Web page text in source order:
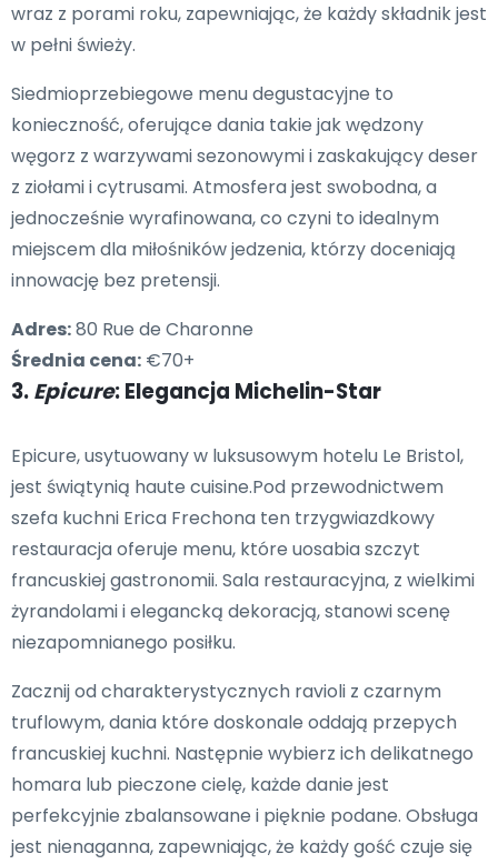
wraz z porami roku, zapewniając, że każdy składnik jest
w pełni świeży.
Siedmioprzebiegowe menu degustacyjne to
konieczność, oferujące dania takie jak wędzony
węgorz z warzywami sezonowymi i zaskakujący deser
z ziołami i cytrusami. Atmosfera jest swobodna, a
jednocześnie wyrafinowana, co czyni to idealnym
miejscem dla miłośników jedzenia, którzy doceniają
innowację bez pretensji.
Adres:80 Rue de Charonne
Średnia cena: €70+
3.Epicure: Elegancja Michelin-Star
Epicure, usytuowany w luksusowym hotelu Le Bristol,
jest świątynią haute cuisine.Pod przewodnictwem
szefa kuchni Erica Frechona ten trzygwiazdkowy
restauracja oferuje menu, które uosabia szczyt
francuskiej gastronomii. Sala restauracyjna, z wielkimi
żyrandolami i elegancką dekoracją, stanowi scenę
niezapomnianego posiłku.
Zacznij od charakterystycznych ravioli z czarnym
truflowym, dania które doskonale oddają przepych
francuskiej kuchni. Następnie wybierz ich delikatnego
homara lub pieczone cielę, każde danie jest
perfekcyjnie zbalansowane i pięknie podane. Obsługa
jest nienaganna, zapewniając, że każdy gość czuje się